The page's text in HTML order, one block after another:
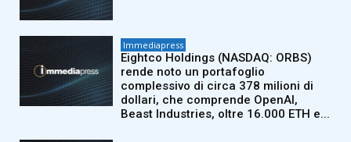
Immediapress
Eightco Holdings (NASDAQ: ORBS)
rende noto un portafoglio
complessivo di circa 378 milioni di
dollari, che comprende OpenAI,
Beast Industries, oltre 16.000 ETH e...